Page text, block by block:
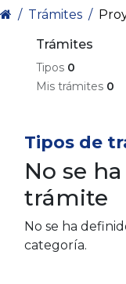
Trámites
Trámites
Tipos 0
Mis trámites 0
Tipos de
No se
trámite
No se ha
categoría.